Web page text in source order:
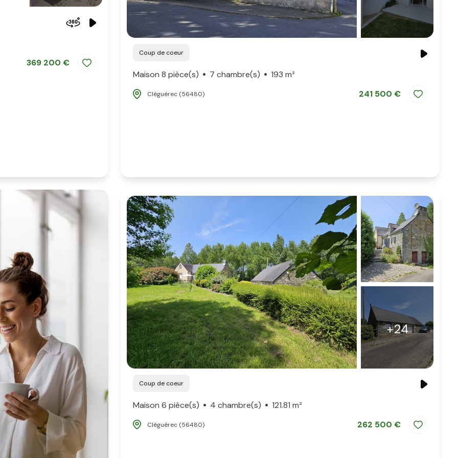
369 200 €
Coup de coeur
Maison 8 pièce(s) 7 chambre(s) 193 m²
Cléguérec (56480) 241 500 €
+24
Coup de coeur
Maison 6 pièce(s) 4 chambre(s) 121.81 m²
Cléguérec (56480) 262 500 €